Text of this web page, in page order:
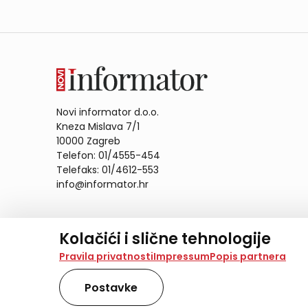
Kolačići i slične tehnologije
Na našoj web stranici koristimo kolačiće i slične
analiziramo promet na stranici te prikazujemo
također koriste ove tehnologije.
Odabirom opcije „Samo nužno“ prihvaćate samo
Pravila privatnostiImpressumPopis partnera
Postavke
Novi informator d.o.o.
Kneza Mislava 7/1
10000 Zagreb
Telefon: 01/4555-454
Telefaks: 01/4612-553
info@informator.hr